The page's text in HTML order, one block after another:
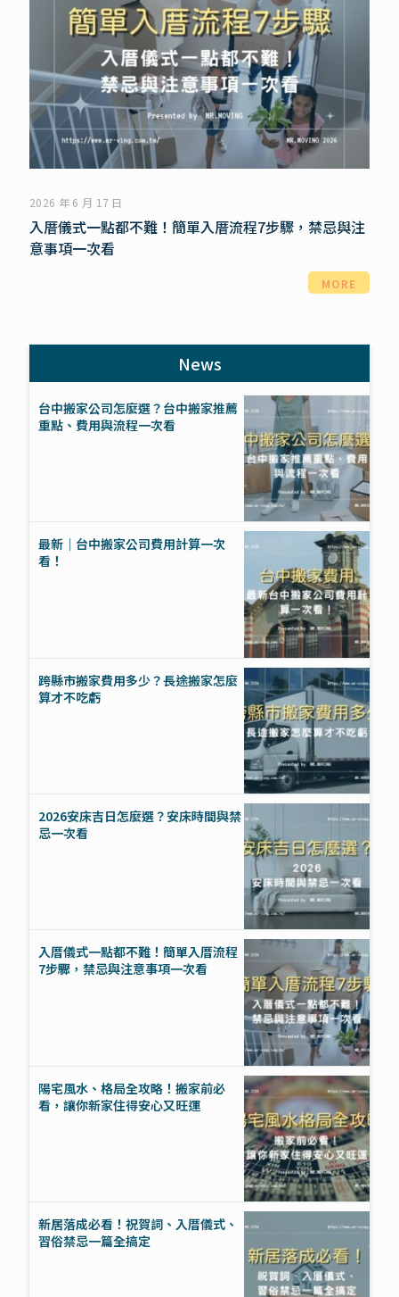
2026 年 6 月 17 日
入厝儀式一點都不難！簡單入厝流程7步驟，禁忌與注
意事項一次看
MORE
News
台中搬家公司怎麼選？台中搬家推薦
重點、費用與流程一次看
最新｜台中搬家公司費用計算一次
看！
跨縣市搬家費用多少？長途搬家怎麼
算才不吃虧
2026安床吉日怎麼選？安床時間與禁
忌一次看
入厝儀式一點都不難！簡單入厝流程
7步驟，禁忌與注意事項一次看
陽宅風水、格局全攻略！搬家前必
看，讓你新家住得安心又旺運
新居落成必看！祝賀詞、入厝儀式、
習俗禁忌一篇全搞定